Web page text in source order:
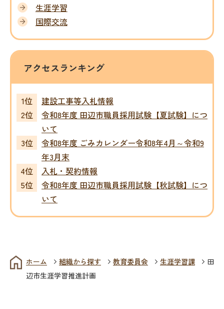
生涯学習
国際交流
アクセスランキング
建設工事等入札情報
令和8年度 田辺市職員採用試験【夏試験】につ
いて
令和8年度 ごみカレンダー令和8年4月～令和9
年3月末
入札・契約情報
令和8年度 田辺市職員採用試験【秋試験】につ
いて
ホーム 組織から探す 教育委員会 生涯学習課
田
辺市生涯学習推進計画